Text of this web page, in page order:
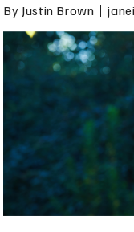
By Justin Brown